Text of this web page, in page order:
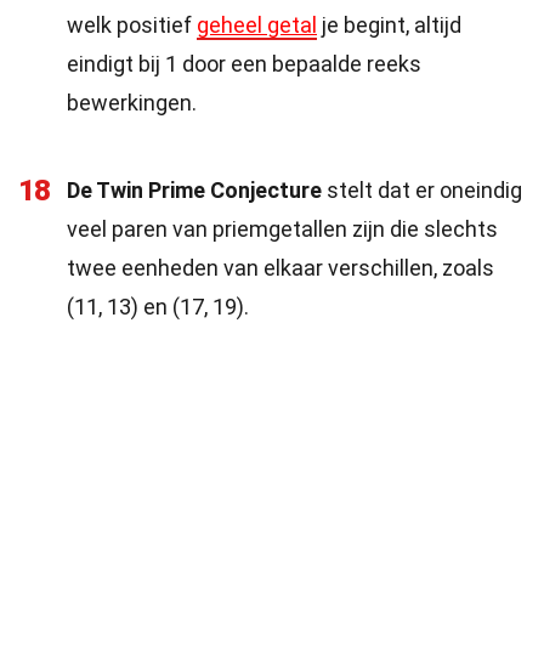
welk positief geheel getal je begint, altijd
eindigt bij 1 door een bepaalde reeks
bewerkingen.
18 De Twin Prime Conjecture stelt dat er oneindig
veel paren van priemgetallen zijn die slechts
twee eenheden van elkaar verschillen, zoals
(11, 13) en (17, 19).